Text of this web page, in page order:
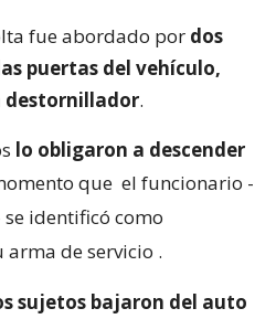
fue abordado por dos
puertas del vehículo,
destornillador.
lo obligaron a descender
que el funcionario -
identificó como
de servicio .
sujetos bajaron del auto